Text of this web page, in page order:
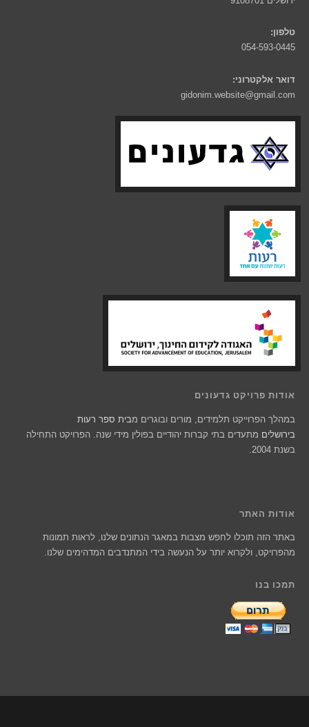
טלפון:
054-593-0445
דואר אלקטרוני:
gidonim.website@gmail.com
אודות פרויקט גדעונים
במהלך הפרוייקט תלמידים, מורים ובוגרים מבית ספר רעות
בירושלים מתעדים בתי קברות יהודיים בפולין מידי שנה. הפרויקט התחילה
בשנת 2004.
אודות האתר
באתר הזה תוכלו לחפש מצבות במאגר הנתונים שלנו, לראות תמונות
מהפרויקט, ולקרוא יותר על הנעשה בידי המתנדבים המדהימים שלנו.
תמכו בנו